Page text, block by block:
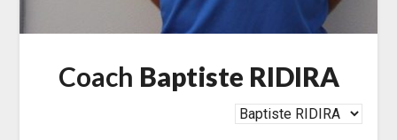
Coach Baptiste RIDIRA